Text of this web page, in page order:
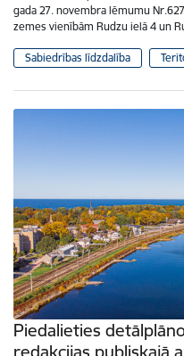
gada 27. novembra lēmumu
zemes vienībām Rudzu ielā 4 un
Sabiedrības līdzdalība
Piedalieties
redakcijas publiskajā